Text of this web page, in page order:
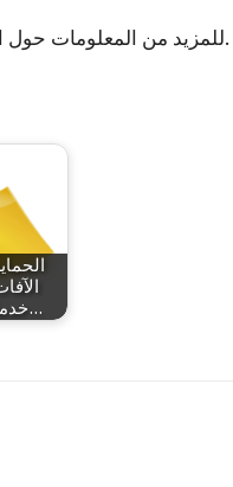
للمزيد من المعلومات حوليمكنك زيارة موقعنا المخصص لهذا الغرض. سنكون سعداء بمساعدتك في تحقيق أهدافك التجارية.
خدمات مكافحة…